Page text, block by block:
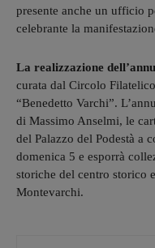
presente anche un ufficio
celebrante la
La realizzazione
curata dal Circolo
“Benedetto Varchi”.
di Massimo Anselmi, le
del Palazzo del Podestà a
domenica 5 e esporrà
storiche del centro storico
Montevarchi.